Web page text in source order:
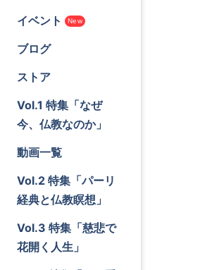
イベント
New
ブログ
ストア
Vol.1 特集「なぜ
今、仏教なのか」
動画一覧
Vol.2 特集「パーリ
経典と仏教瞑想」
Vol.3 特集「慈悲で
花開く人生」